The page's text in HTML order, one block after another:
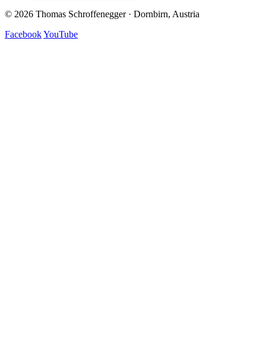
© 2026 Thomas Schroffenegger · Dornbirn, Austria
FacebookYouTube